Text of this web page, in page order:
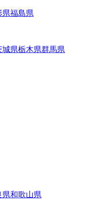
県福島県
城県栃木県群馬県
県和歌山県